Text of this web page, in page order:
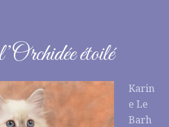
étoilé
Karin
e Le
Barh